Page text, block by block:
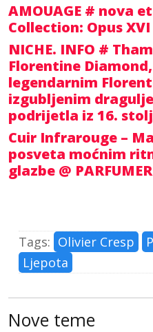
AMOUAGE # nova
Collection: Opus
NICHE. INFO #
Florentine
legendarnim
izgubljenim
podrijetla iz 16.
Cuir Infrarouge –
posveta moćnim
glazbe @
Tags: Olivier Cresp
Ljepota
Nove teme